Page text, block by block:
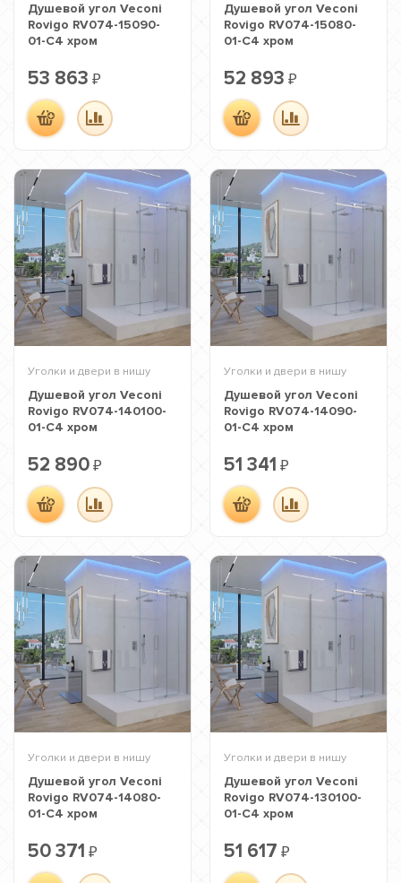
Душевой угол Veconi
Rovigo RV074-15090-
01-C4 хром
53 863 ₽
Душевой угол Veconi
Rovigo RV074-15080-
01-C4 хром
52 893 ₽
Уголки и двери в нишу
Душевой угол Veconi
Rovigo RV074-140100-
01-C4 хром
52 890 ₽
Уголки и двери в нишу
Душевой угол Veconi
Rovigo RV074-14090-
01-C4 хром
51 341 ₽
Уголки и двери в нишу
Душевой угол Veconi
Rovigo RV074-14080-
01-C4 хром
50 371 ₽
Уголки и двери в нишу
Душевой угол Veconi
Rovigo RV074-130100-
01-C4 хром
51 617 ₽